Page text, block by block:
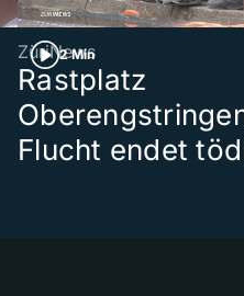
2 Min
ZüriNews
Rastplatz
Flucht endet